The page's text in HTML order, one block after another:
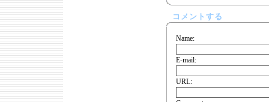
コメントする
Name:
E-mail:
URL: